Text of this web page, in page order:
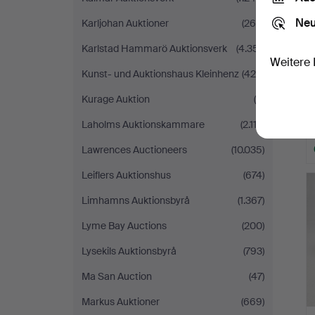
Karljohan Auktioner
(260)
Karlstad Hammarö Auktionsverk
(4.351)
Kunst- und Auktionshaus Kleinhenz (424)
Kurage Auktion
(6)
Laholms Auktionskammare
(2.112)
Lawrences Auctioneers
(10.035)
Leiflers Auktionshus
(674)
Limhamns Auktionsbyrå
(1.367)
Lyme Bay Auctions
(200)
Lysekils Auktionsbyrå
(793)
Ma San Auction
(47)
Markus Auktioner
(669)
Weitere